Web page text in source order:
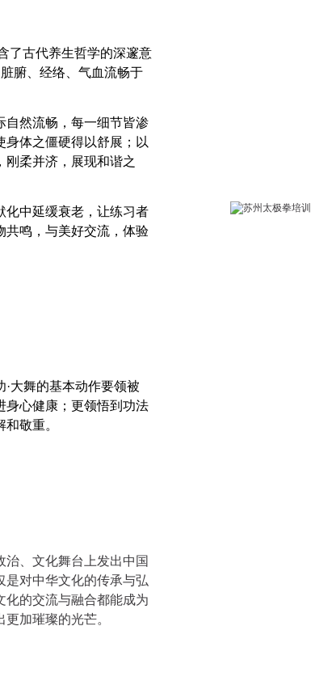
了古代养生哲学的深邃意
腑、经络、气血流畅于
自然流畅，每一细节皆渗
体之僵硬得以舒展；以
刚柔并济，展现和谐之
化中延缓衰老，让练习者
共鸣，与美好交流，体验
大舞的基本动作要领被
身心健康；更领悟到功法
敬重。
、文化舞台上发出中国
是对中华文化的传承与弘
化的交流与融合都能成为
加璀璨的光芒。